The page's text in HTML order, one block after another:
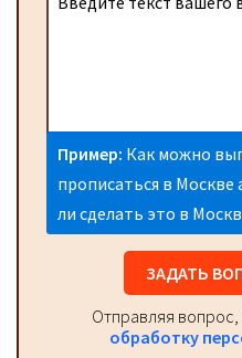
Пример: Как можно
прописаться в
ли сделать это в
ЗАДАТЬ
Отправляя вопрос,
обработку